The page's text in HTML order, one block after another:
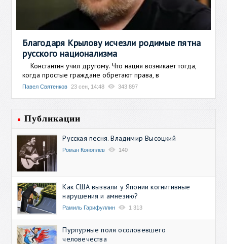
Благодаря Крылову исчезли родимые пятна
русского национализма
Константин учил другому. Что нация возникает тогда,
когда простые граждане обретают права, в
Павел Святенков 23 сен, 14:48 343 897
Публикации
Русская песня. Владимир Высоцкий
Роман Коноплев 140
Как США вызвали у Японии когнитивные
нарушения и амнезию?
Рамиль Гарифуллин 1 313
Пурпурные поля осоловевшего
человечества